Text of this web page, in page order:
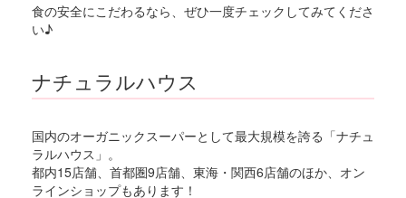
食の安全にこだわるなら、ぜひ一度チェックしてみてくださ
い♪
ナチュラルハウス
国内のオーガニックスーパーとして最大規模を誇る「ナチュ
ラルハウス」。
都内15店舗、首都圏9店舗、東海・関西6店舗のほか、オン
ラインショップもあります！